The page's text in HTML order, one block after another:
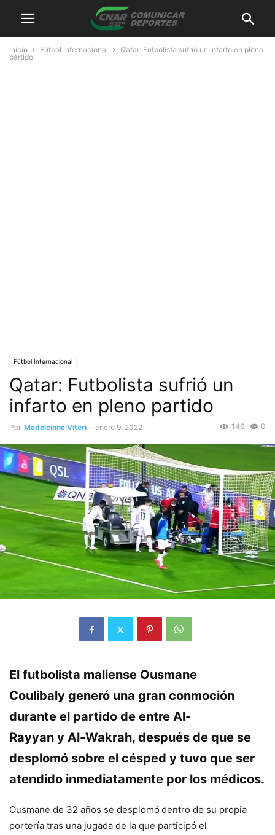
Inicio Fútbol Internacional
Qatar: Futbolista sufrió un infarto en pleno
partido
Fútbol Internacional
Qatar: Futbolista sufrió un
infarto en pleno partido
Por Madeleinne Viteri - enero 9, 2022 0
146
El futbolista maliense Ousmane
Coulibaly generó una gran conmoción
durante el partido de entre Al-
Rayyan y Al-Wakrah, después de que se
desplomó sobre el césped y tuvo que ser
atendido inmediatamente por los médicos.
Ousmane de 32 años se desplomó dentro de su propia
portería tras una jugada de la que participó el